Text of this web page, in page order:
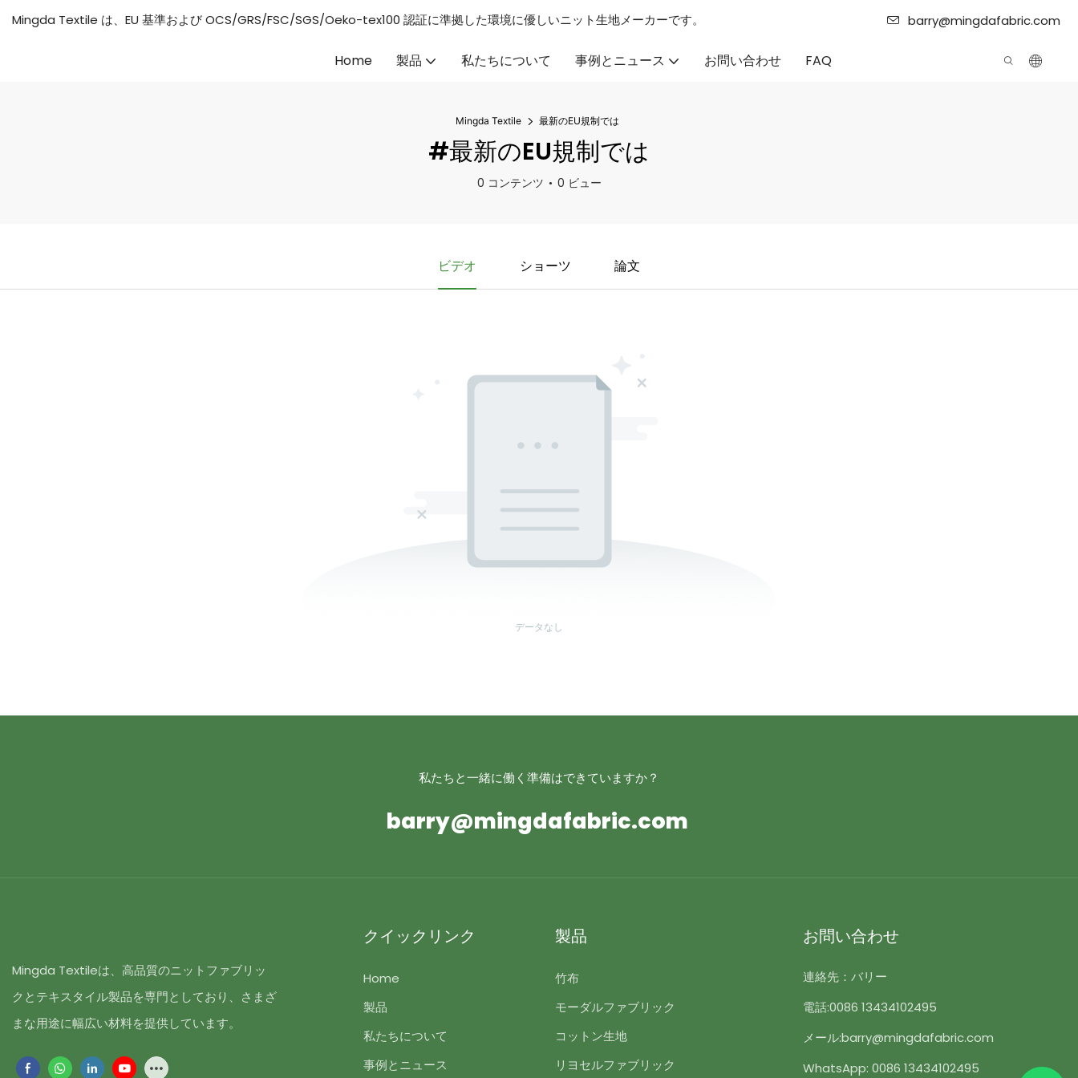
Mingda Textile は、EU 基準および OCS/GRS/FSC/SGS/Oeko-tex100 認証に準拠した環境に優しいニット生地メーカーです。 barry@mingdafabric.com
Home 製品 私たちについて 事例とニュース お問い合わせ FAQ
Mingda Textile 最新のEU規制では
#最新のEU規制では
0 コンテンツ 0 ビュー
ビデオ ショーツ 論文
データなし
私たちと一緒に働く準備はできていますか？
barry@mingdafabric.com
Mingda Textileは、高品質のニットファブリッ
クとテキスタイル製品を専門としており、さまざ
まな用途に幅広い材料を提供しています。
クイックリンク
Home
製品
私たちについて
事例とニュース
製品
竹布
モーダルファブリック
コットン生地
リヨセルファブリック
お問い合わせ
連絡先：バリー
電話:0086 13434102495
メール:barry@mingdafabric.com
WhatsApp: 0086 13434102495